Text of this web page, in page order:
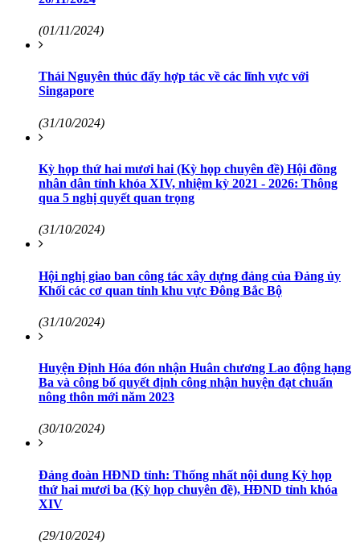
(01/11/2024)
Thái Nguyên thúc đẩy hợp tác về các lĩnh vực với
Singapore
(31/10/2024)
Kỳ họp thứ hai mươi hai (Kỳ họp chuyên đề) Hội đồng
nhân dân tỉnh khóa XIV, nhiệm kỳ 2021 - 2026: Thông
qua 5 nghị quyết quan trọng
(31/10/2024)
Hội nghị giao ban công tác xây dựng đảng của Đảng ủy
Khối các cơ quan tỉnh khu vực Đông Bắc Bộ
(31/10/2024)
Huyện Định Hóa đón nhận Huân chương Lao động hạng
Ba và công bố quyết định công nhận huyện đạt chuẩn
nông thôn mới năm 2023
(30/10/2024)
Đảng đoàn HĐND tỉnh: Thống nhất nội dung Kỳ họp
thứ hai mươi ba (Kỳ họp chuyên đề), HĐND tỉnh khóa
XIV
(29/10/2024)